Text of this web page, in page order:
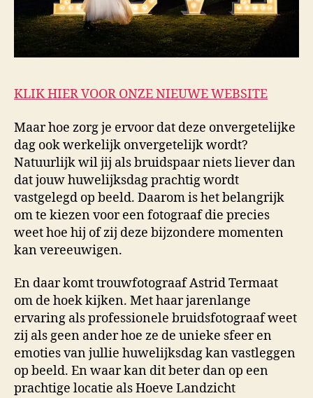
KLIK HIER VOOR ONZE NIEUWE WEBSITE
Maar hoe zorg je ervoor dat deze onvergetelijke
dag ook werkelijk onvergetelijk wordt?
Natuurlijk wil jij als bruidspaar niets liever dan
dat jouw huwelijksdag prachtig wordt
vastgelegd op beeld. Daarom is het belangrijk
om te kiezen voor een fotograaf die precies
weet hoe hij of zij deze bijzondere momenten
kan vereeuwigen.
En daar komt trouwfotograaf Astrid Termaat
om de hoek kijken. Met haar jarenlange
ervaring als professionele bruidsfotograaf weet
zij als geen ander hoe ze de unieke sfeer en
emoties van jullie huwelijksdag kan vastleggen
op beeld. En waar kan dit beter dan op een
prachtige locatie als Hoeve Landzicht